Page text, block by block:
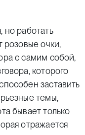
но работать
розовые очки,
с самим собой,
которого
заставить
темы,
бывает только
отражается